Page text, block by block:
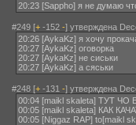
20:23 [Sappho] я не думаю
#249 [+ -152 -] утверждена
20:26 [AykaKz] я хочу
20:27 [AykaKz] оговорка
20:27 [AykaKz] не сиськи
20:27 [AykaKz] а сяськи
#248 [+ -131 -] утверждена
00:04 [maikl skaleta] ТУТ
00:05 [maikl skaleta] КАК
00:05 [Niggaz RAP] to[maikl